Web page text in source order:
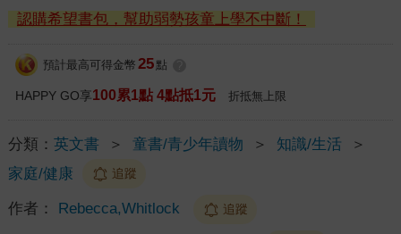
認購希望書包，幫助弱勢孩童上學不中斷！
預計最高可得金幣 25 點
HAPPY GO享100累1點 4點抵1元 折抵無上限
分類： 英文書 ＞ 童書/青少年讀物 ＞ 知識/生活
＞
家庭/健康
追蹤
作者： Rebecca,Whitlock 追蹤